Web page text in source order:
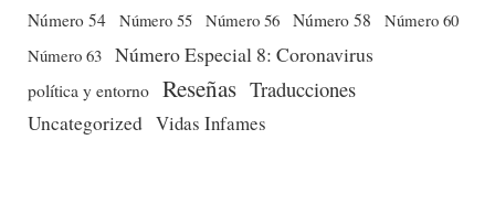
Número 54 Número 55 Número 56 Número 58
Número 60
Número 63 Número Especial 8: Coronavirus
política y entorno Reseñas Traducciones
Uncategorized Vidas Infames